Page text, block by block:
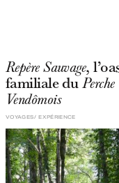
Repère Sauvage,
familiale duPerche
Vendômois
EXPÉRIENCE
VOYAGES